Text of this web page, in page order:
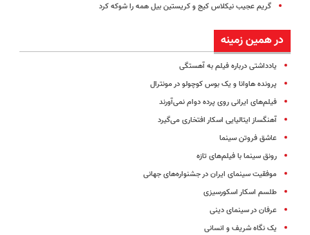
گریم عجیب نیکلاس کیج و کریستین بیل همه را شوکه کرد
در همین زمینه
یادداشتی درباره فیلم به آهستگی
پرونده‌ هاوانا و یک بوس کوچولو در مونترال
فیلم‌های ایرانی روی پرده دوام نمی‌آورند
آهنگساز ایتالیایی اسکار افتخاری می‌گیرد
عاشق فروتن سینما
رونق سینما با فیلم‌های تازه
موفقیت سینمای ایران در جشنواره‌های جهانی
طلسم اسکار اسکورسیزی
عرفان در سینمای دینی
یک نگاه شریف و انسانی